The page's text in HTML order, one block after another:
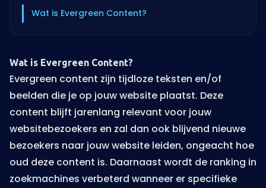
Wat is Evergreen Content?
Wat is Evergreen Content?
Evergreen content zijn tijdloze teksten en/of
beelden die je op jouw website plaatst. Deze
content blijft jarenlang relevant voor jouw
websitebezoekers en zal dan ook blijvend nieuwe
bezoekers naar jouw website leiden, ongeacht hoe
oud deze content is. Daarnaast wordt de ranking in
zoekmachines verbeterd wanneer er specifieke